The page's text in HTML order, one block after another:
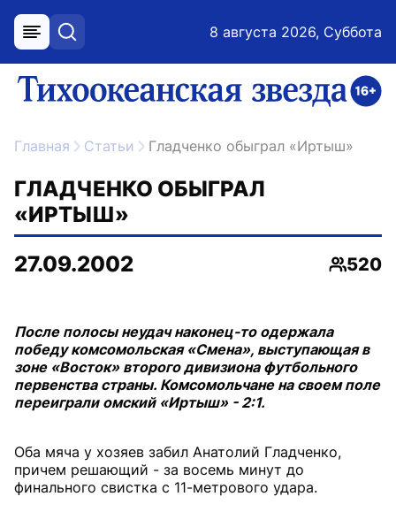
меню поиск 8 августа 2026, Суббота
ссылка на главную
Главная Статьи Гладченко обыграл «Иртыш»
ГЛАДЧЕНКО ОБЫГРАЛ
«ИРТЫШ»
27.09.2002
520
После полосы неудач наконец-то одержала
победу комсомольская «Смена», выступающая в
зоне «Восток» второго дивизиона футбольного
первенства страны. Комсомольчане на своем поле
переиграли омский «Иртыш» - 2:1.
Оба мяча у хозяев забил Анатолий Гладченко,
причем решающий - за восемь минут до
финального свистка с 11-метрового удара.